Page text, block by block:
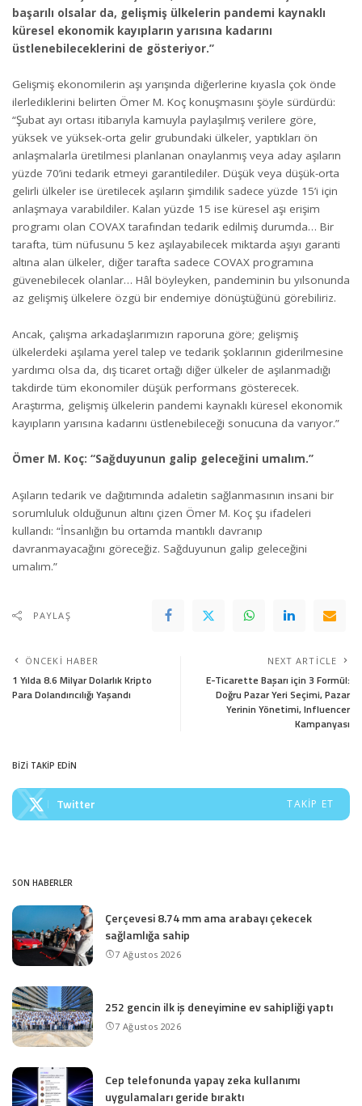
başarılı olsalar da, gelişmiş ülkelerin pandemi kaynaklı
küresel ekonomik kayıpların yarısına kadarını
üstlenebileceklerini de gösteriyor.”
Gelişmiş ekonomilerin aşı yarışında diğerlerine kıyasla çok önde
ilerlediklerini belirten Ömer M. Koç konuşmasını şöyle sürdürdü:
“Şubat ayı ortası itibarıyla kamuyla paylaşılmış verilere göre,
yüksek ve yüksek-orta gelir grubundaki ülkeler, yaptıkları ön
anlaşmalarla üretilmesi planlanan onaylanmış veya aday aşıların
yüzde 70’ini tedarik etmeyi garantilediler. Düşük veya düşük-orta
gelirli ülkeler ise üretilecek aşıların şimdilik sadece yüzde 15’i için
anlaşmaya varabildiler. Kalan yüzde 15 ise küresel aşı erişim
programı olan COVAX tarafından tedarik edilmiş durumda… Bir
tarafta, tüm nüfusunu 5 kez aşılayabilecek miktarda aşıyı garanti
altına alan ülkeler, diğer tarafta sadece COVAX programına
güvenebilecek olanlar… Hâl böyleyken, pandeminin bu yılsonunda
az gelişmiş ülkelere özgü bir endemiye dönüştüğünü görebiliriz.
Ancak, çalışma arkadaşlarımızın raporuna göre; gelişmiş
ülkelerdeki aşılama yerel talep ve tedarik şoklarının giderilmesine
yardımcı olsa da, dış ticaret ortağı diğer ülkeler de aşılanmadığı
takdirde tüm ekonomiler düşük performans gösterecek.
Araştırma, gelişmiş ülkelerin pandemi kaynaklı küresel ekonomik
kayıpların yarısına kadarını üstlenebileceği sonucuna da varıyor.”
Ömer M. Koç: “Sağduyunun galip geleceğini umalım.”
Aşıların tedarik ve dağıtımında adaletin sağlanmasının insani bir
sorumluluk olduğunun altını çizen Ömer M. Koç şu ifadeleri
kullandı: “İnsanlığın bu ortamda mantıklı davranıp
davranmayacağını göreceğiz. Sağduyunun galip geleceğini
umalım.”
PAYLAŞ
ÖNCEKI HABER
1 Yılda 8.6 Milyar Dolarlık Kripto
Para Dolandırıcılığı Yaşandı
NEXT ARTICLE
E-Ticarette Başarı için 3 Formül:
Doğru Pazar Yeri Seçimi, Pazar
Yerinin Yönetimi, Influencer
Kampanyası
BİZİ TAKİP EDİN
Twitter TAKIP ET
SON HABERLER
Çerçevesi 8.74 mm ama arabayı çekecek
sağlamlığa sahip
7 Ağustos 2026
252 gencin ilk iş deneyimine ev sahipliği yaptı
7 Ağustos 2026
Cep telefonunda yapay zeka kullanımı
uygulamaları geride bıraktı